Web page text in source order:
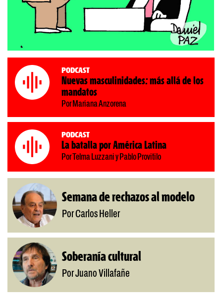
Podcast
Nuevas masculinidades: más allá de los
mandatos
Por Mariana Anzorena
Podcast
La batalla por América Latina
Por Telma Luzzani y Pablo Provitilo
Semana de rechazos al modelo
Por Carlos Heller
Soberanía cultural
Por Juano Villafañe